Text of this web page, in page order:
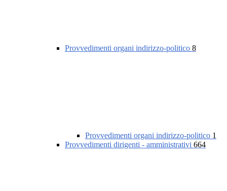
Provvedimenti organi indirizzo-politico 8
Provvedimenti organi indirizzo-politico 1
Provvedimenti dirigenti - amministrativi 664